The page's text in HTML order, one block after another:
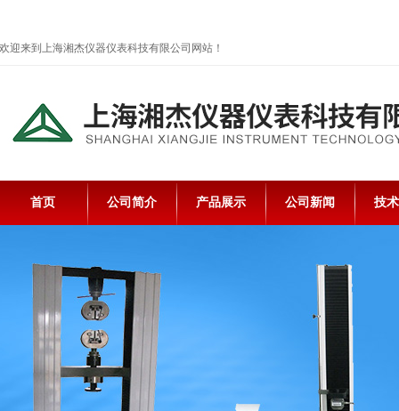
欢迎来到上海湘杰仪器仪表科技有限公司网站！
首页 公司简介 产品展示 公司新闻 技